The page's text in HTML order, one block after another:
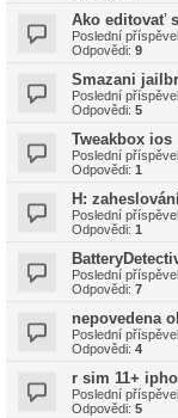
Ako editovať
Poslední
Odpovědi: 9
Smazani
Poslední
Odpovědi: 5
Tweakbox ios
Poslední
Odpovědi: 1
H:
Poslední
Odpovědi: 1
Poslední
Odpovědi: 7
nepovedena
Poslední
Odpovědi: 4
r sim 11+
Poslední
Odpovědi: 5